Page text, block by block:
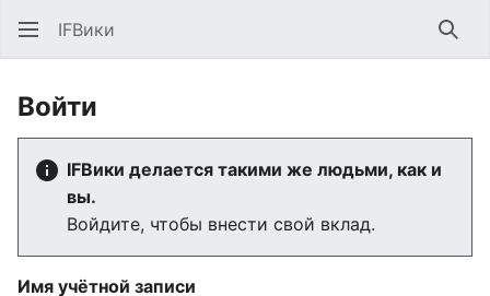
IFВики
Войти
IFВики делается такими же людьми, как и
вы.
Войдите, чтобы внести свой вклад.
Имя учётной записи